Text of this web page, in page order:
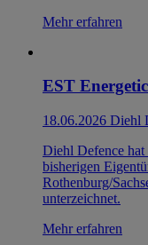
Mehr erfahren
EST
18.06.2026 Diehl
Diehl Defence
bisherigen
Rothenburg/
unterzeichnet.
Mehr erfahren